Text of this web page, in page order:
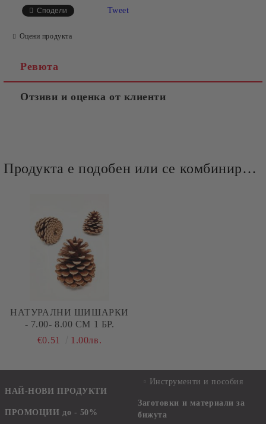
Сподели Tweet
Оцени продукта
Ревюта
Отзиви и оценка от клиенти
Продукта е подобен или се комбинира добре и със следните продукти :
НАТУРАЛНИ ШИШАРКИ
- 7.00- 8.00 СМ 1 БР.
€0.51
1.00лв.
НАЙ-НОВИ ПРОДУКТИ
ПРОМОЦИИ до - 50%
Инструменти и пособия
Заготовки и материали за
бижута